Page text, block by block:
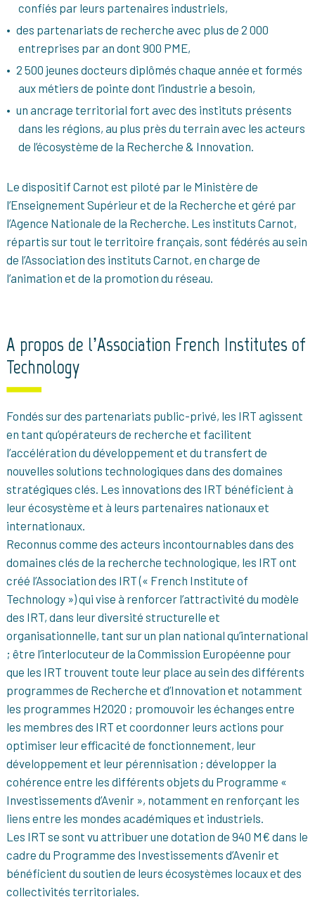
confiés par leurs partenaires industriels,
des partenariats de recherche avec plus de 2 000
entreprises par an dont 900 PME,
2 500 jeunes docteurs diplômés chaque année et formés
aux métiers de pointe dont l’industrie a besoin,
un ancrage territorial fort avec des instituts présents
dans les régions, au plus près du terrain avec les acteurs
de l’écosystème de la Recherche & Innovation.
Le dispositif Carnot est piloté par le Ministère de
l’Enseignement Supérieur et de la Recherche et géré par
l’Agence Nationale de la Recherche. Les instituts Carnot,
répartis sur tout le territoire français, sont fédérés au sein
de l’Association des instituts Carnot, en charge de
l’animation et de la promotion du réseau.
A propos de l’Association French Institutes of
Technology
Fondés sur des partenariats public-privé, les IRT agissent
en tant qu’opérateurs de recherche et facilitent
l’accélération du développement et du transfert de
nouvelles solutions technologiques dans des domaines
stratégiques clés. Les innovations des IRT bénéficient à
leur écosystème et à leurs partenaires nationaux et
internationaux.
Reconnus comme des acteurs incontournables dans des
domaines clés de la recherche technologique, les IRT ont
créé l’Association des IRT (« French Institute of
Technology ») qui vise à renforcer l’attractivité du modèle
des IRT, dans leur diversité structurelle et
organisationnelle, tant sur un plan national qu’international
; être l’interlocuteur de la Commission Européenne pour
que les IRT trouvent toute leur place au sein des différents
programmes de Recherche et d’Innovation et notamment
les programmes H2020 ; promouvoir les échanges entre
les membres des IRT et coordonner leurs actions pour
optimiser leur efficacité de fonctionnement, leur
développement et leur pérennisation ; développer la
cohérence entre les différents objets du Programme «
Investissements d’Avenir », notamment en renforçant les
liens entre les mondes académiques et industriels.
Les IRT se sont vu attribuer une dotation de 940 M€ dans le
cadre du Programme des Investissements d’Avenir et
bénéficient du soutien de leurs écosystèmes locaux et des
collectivités territoriales.